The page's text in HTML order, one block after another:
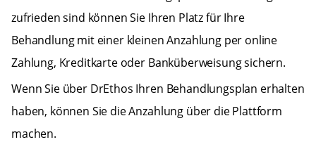
zufrieden sind können Sie Ihren Platz für Ihre
Behandlung mit einer kleinen Anzahlung per online
Zahlung, Kreditkarte oder Banküberweisung sichern.
Wenn Sie über DrEthos Ihren Behandlungsplan erhalten
haben, können Sie die Anzahlung über die Plattform
machen.